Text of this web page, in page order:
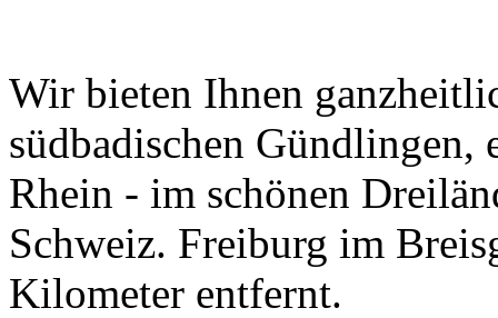
Wir bieten Ihnen
südbadischen
Rhein - im schönen
Schweiz. Freiburg im
Kilometer entfernt.